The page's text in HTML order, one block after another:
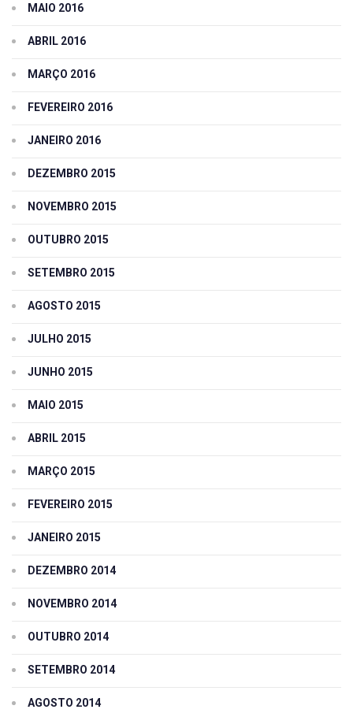
MAIO 2016
ABRIL 2016
MARÇO 2016
FEVEREIRO 2016
JANEIRO 2016
DEZEMBRO 2015
NOVEMBRO 2015
OUTUBRO 2015
SETEMBRO 2015
AGOSTO 2015
JULHO 2015
JUNHO 2015
MAIO 2015
ABRIL 2015
MARÇO 2015
FEVEREIRO 2015
JANEIRO 2015
DEZEMBRO 2014
NOVEMBRO 2014
OUTUBRO 2014
SETEMBRO 2014
AGOSTO 2014